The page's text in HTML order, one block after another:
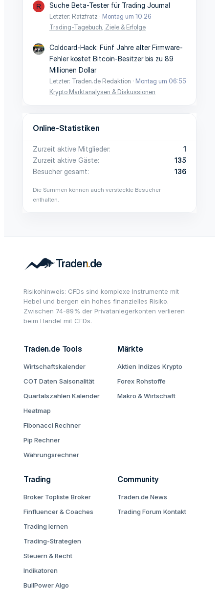
R Suche Beta-Tester für Trading Journal
Letzter: Ratzfratz
Montag um 10:26
Trading-Tagebuch, Ziele & Erfolge
Coldcard-Hack: Fünf Jahre alter Firmware-
Fehler kostet Bitcoin-Besitzer bis zu 89
Millionen Dollar
Letzter: Traden.de Redaktion
Montag um 06:55
Krypto Marktanalysen & Diskussionen
Online-Statistiken
Zurzeit aktive Mitglieder
1
Zurzeit aktive Gäste
135
Besucher gesamt
136
Die Summen können auch versteckte Besucher
enthalten.
Risikohinweis: CFDs sind komplexe Instrumente mit
Hebel und bergen ein hohes finanzielles Risiko.
Zwischen 74-89% der Privatanlegerkonten verlieren
beim Handel mit CFDs.
Traden.de Tools
Wirtschaftskalender
COT Daten Saisonalität
Quartalszahlen Kalender
Heatmap
Fibonacci Rechner
Pip Rechner
Währungsrechner
Märkte
Aktien Indizes Krypto
Forex Rohstoffe
Makro & Wirtschaft
Trading
Broker Topliste Broker
Finfluencer & Coaches
Trading lernen
Trading-Strategien
Steuern & Recht
Indikatoren
BullPower Algo
Community
Traden.de News
Trading Forum Kontakt